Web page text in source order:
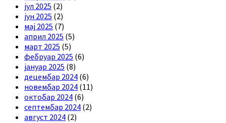
јул 2025 (2)
јун 2025 (2)
мај 2025 (7)
април 2025 (5)
март 2025 (5)
фебруар 2025 (6)
јануар 2025 (8)
децембар 2024 (6)
новембар 2024 (11)
октобар 2024 (6)
септембар 2024 (2)
август 2024 (2)